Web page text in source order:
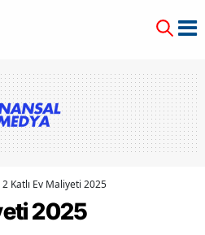
2 Katlı Ev Maliyeti 2025
2025